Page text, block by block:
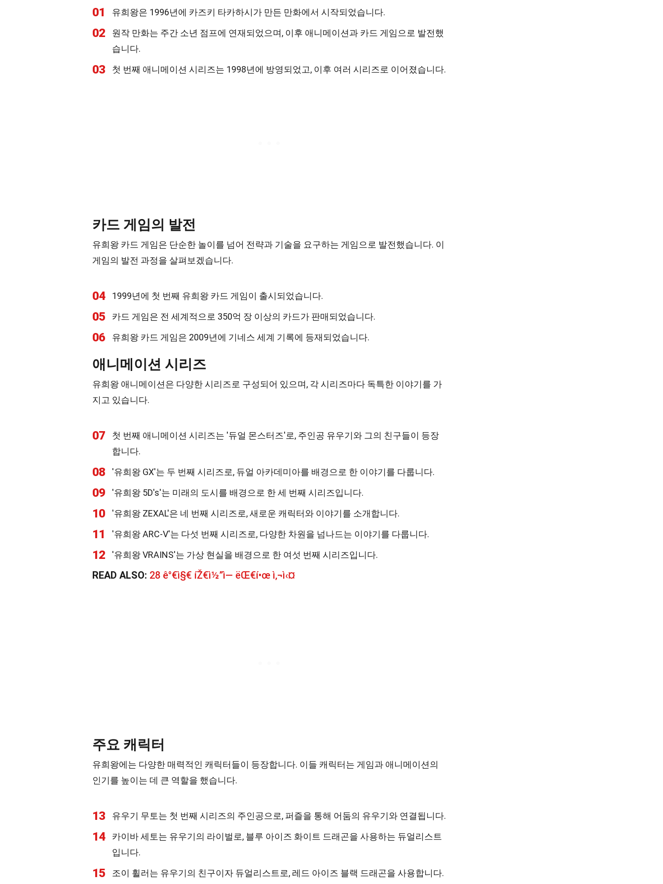
01 유희왕은 1996년에 카즈키 타카하시가 만든 만화에서 시작되었습니다.
02
원작 만화는 주간 소년 점프에 연재되었으며, 이후 애니메이션과 카드 게임으로 발전했
습니다.
03 첫 번째 애니메이션 시리즈는 1998년에 방영되었고, 이후 여러 시리즈로 이어졌습니다.
카드 게임의 발전
유희왕 카드 게임은 단순한 놀이를 넘어 전략과 기술을 요구하는 게임으로 발전했습니다. 이
게임의 발전 과정을 살펴보겠습니다.
04 1999년에 첫 번째 유희왕 카드 게임이 출시되었습니다.
05 카드 게임은 전 세계적으로 350억 장 이상의 카드가 판매되었습니다.
06 유희왕 카드 게임은 2009년에 기네스 세계 기록에 등재되었습니다.
애니메이션 시리즈
유희왕 애니메이션은 다양한 시리즈로 구성되어 있으며, 각 시리즈마다 독특한 이야기를 가
지고 있습니다.
07
첫 번째 애니메이션 시리즈는 '듀얼 몬스터즈'로, 주인공 유우기와 그의 친구들이 등장
합니다.
08 '유희왕 GX'는 두 번째 시리즈로, 듀얼 아카데미아를 배경으로 한 이야기를 다룹니다.
09 '유희왕 5D's'는 미래의 도시를 배경으로 한 세 번째 시리즈입니다.
10 '유희왕 ZEXAL'은 네 번째 시리즈로, 새로운 캐릭터와 이야기를 소개합니다.
11 '유희왕 ARC-V'는 다섯 번째 시리즈로, 다양한 차원을 넘나드는 이야기를 다룹니다.
12 '유희왕 VRAINS'는 가상 현실을 배경으로 한 여섯 번째 시리즈입니다.
READ ALSO: 28 ê°€ì§€ íŽ€ì½”ì— ëŒ€í•œ ì‚¬ì‹¤
주요 캐릭터
유희왕에는 다양한 매력적인 캐릭터들이 등장합니다. 이들 캐릭터는 게임과 애니메이션의
인기를 높이는 데 큰 역할을 했습니다.
13 유우기 무토는 첫 번째 시리즈의 주인공으로, 퍼즐을 통해 어둠의 유우기와 연결됩니다.
14
카이바 세토는 유우기의 라이벌로, 블루 아이즈 화이트 드래곤을 사용하는 듀얼리스트
입니다.
15 조이 휠러는 유우기의 친구이자 듀얼리스트로, 레드 아이즈 블랙 드래곤을 사용합니다.